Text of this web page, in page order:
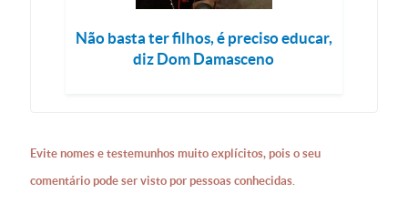
Não basta ter filhos, é preciso educar,
diz Dom Damasceno
Evite nomes e testemunhos muito explícitos, pois o seu
comentário pode ser visto por pessoas conhecidas.